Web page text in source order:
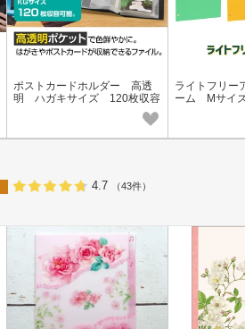
ポストカードホルダー 高透
明 ハガキサイズ 120枚収容
ライトフリ
ーム Mサイ
4.7 （43件）